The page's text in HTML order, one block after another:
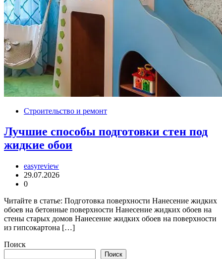
Строительство и ремонт
Лучшие способы подготовки стен под
жидкие обои
easyreview
29.07.2026
0
Читайте в статье: Подготовка поверхности Нанесение жидких
обоев на бетонные поверхности Нанесение жидких обоев на
стены старых домов Нанесение жидких обоев на поверхности
из гипсокартона […]
Поиск
Поиск